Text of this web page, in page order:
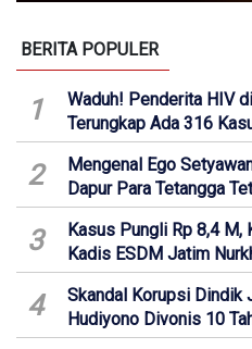
BERITA POPULER
1
Waduh! Penderita HIV
Terungkap Ada 316
2
Mengenal Ego
Dapur Para Tetangga
3
Kasus Pungli Rp 8,4 M,
Kadis ESDM Jatim
4
Skandal Korupsi Dindik
Hudiyono Divonis 10